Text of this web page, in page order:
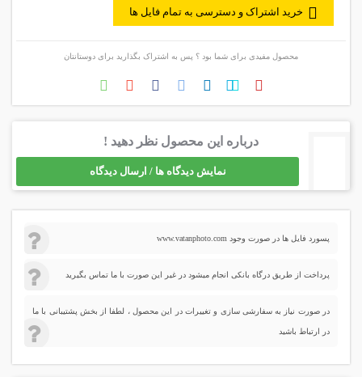
خرید اشتراک و دسترسی به تمام فایل ها
محصول مفیدی برای شما بود ؟ پس به اشتراک بگذارید برای دوستانتان
درباره این محصول نظر دهید !
نمایش دیدگاه ها / ارسال دیدگاه
پسورد فایل ها در صورت وجود www.vatanphoto.com
پرداخت از طریق درگاه بانکی انجام میشود در غیر این صورت با ما تماس بگیرید
در صورت نیاز به سفارشی سازی و تغییرات در این محصول ، لطفا از بخش پشتیبانی با ما
در ارتباط باشید